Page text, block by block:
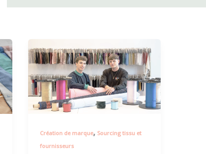
Création de marque, Sourcing tissu et
fournisseurs
Stock
dormant
de
tissu
:
la
pratique
chez